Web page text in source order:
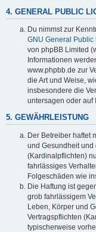
4. GENERAL PUBLIC
Du nimmst zur
GNU General Public
von phpBB Limited
Informationen
www.phpbb.de zur
die Art und Weise,
insbesondere die
untersagen oder auf
5. GEWÄHRLEISTUNG
Der Betreiber haftet
und Gesundheit und
(Kardinalpflichten)
fahrlässiges
Folgeschäden wie
Die Haftung ist
grob fahrlässigem
Leben, Körper und
Vertragspflichten
typischerweise